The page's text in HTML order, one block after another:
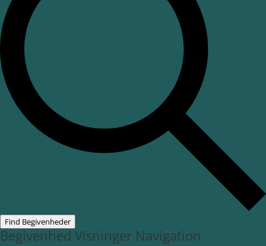
Find Begivenheder
Begivenhed Visninger Navigation